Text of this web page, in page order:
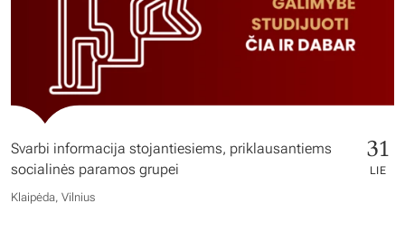
Svarbi informacija stojantiesiems, priklausantiems
socialinės paramos grupei
31
LIE
Klaipėda, Vilnius